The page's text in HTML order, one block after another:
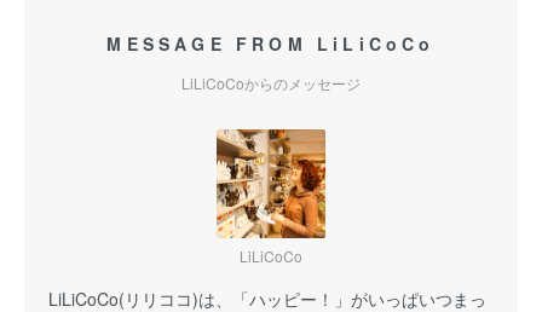
MESSAGE FROM LiLiCoCo
LiLiCoCoからのメッセージ
LiLiCoCo
LiLiCoCo(リリココ)は、「ハッピー！」がいっぱいつまっ